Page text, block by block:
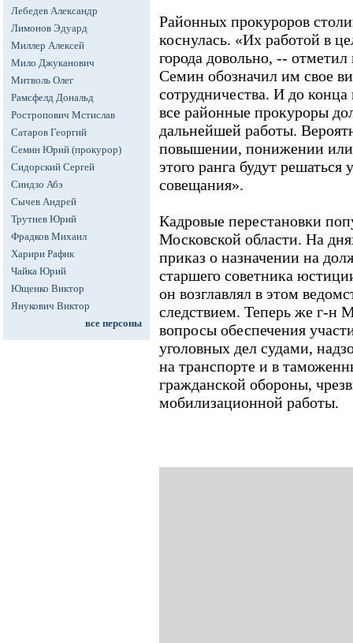
Лебедев Александр
Лимонов Эдуард
Миллер Алексей
Мило Джуканович
Митволь Олег
Рамсфелд Дональд
Ростропович Мстислав
Сатаров Георгий
Семин Юрий (прокурор)
Сидорский Сергей
Синдзо Абэ
Сычев Андрей
Трутнев Юрий
Фрадков Михаил
Харири Рафик
Чайка Юрий
Ющенко Виктор
Янукович Виктор
все персоны
Районных прокуроров
коснулась. «Их работой в
города довольно, --
Семин обозначил им свое
сотрудничества. И до
все районные прокуроры
дальнейшей работы.
повышении, понижении или
этого ранга будут решаться
совещания».
Кадровые перестановки
Московской области. На
приказ о назначении на
старшего советника
он возглавлял в этом
следствием. Теперь же г-н
вопросы обеспечения
уголовных дел судами,
на транспорте и в
гражданской обороны,
мобилизационной работы.